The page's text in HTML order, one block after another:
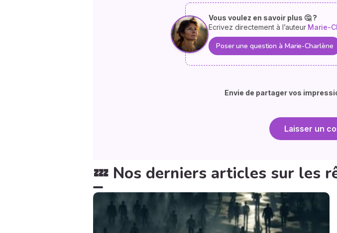
Vous voulez en savoir plus 🤔 ?
Ecrivez directement à l’auteur Marie-
Poser une question à Marie-Charlène
Envie de partager vos
Laisser un
💤 Nos derniers articles sur les